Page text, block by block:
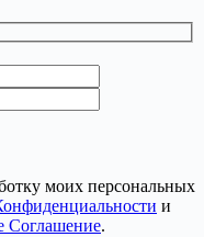
моих персональных
и
Соглашение.